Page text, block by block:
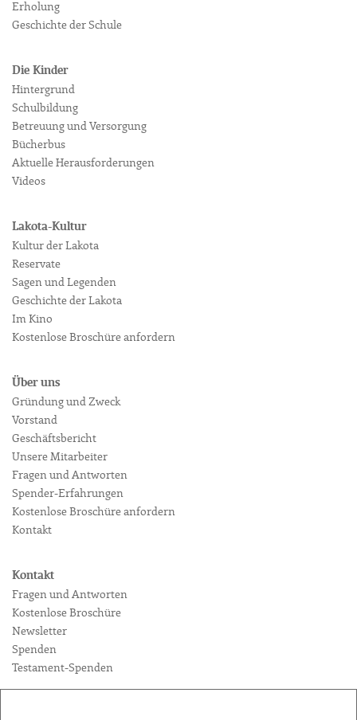
Erholung
Geschichte der Schule
Die Kinder
Hintergrund
Schulbildung
Betreuung und Versorgung
Bücherbus
Aktuelle Herausforderungen
Videos
Lakota-Kultur
Kultur der Lakota
Reservate
Sagen und Legenden
Geschichte der Lakota
Im Kino
Kostenlose Broschüre anfordern
Über uns
Gründung und Zweck
Vorstand
Geschäftsbericht
Unsere Mitarbeiter
Fragen und Antworten
Spender-Erfahrungen
Kostenlose Broschüre anfordern
Kontakt
Kontakt
Fragen und Antworten
Kostenlose Broschüre
Newsletter
Spenden
Testament-Spenden